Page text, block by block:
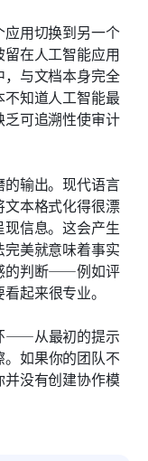
用切换到另一个
在人工智能应用
与文档本身完全
知道人工智能最
可追溯性使审计
输出。现代语言
本格式化得很漂
信息。这会产生
美就意味着事实
的判断——例如评
起来很专业。
——从最初的提示
如果你的团队不
没有创建协作模